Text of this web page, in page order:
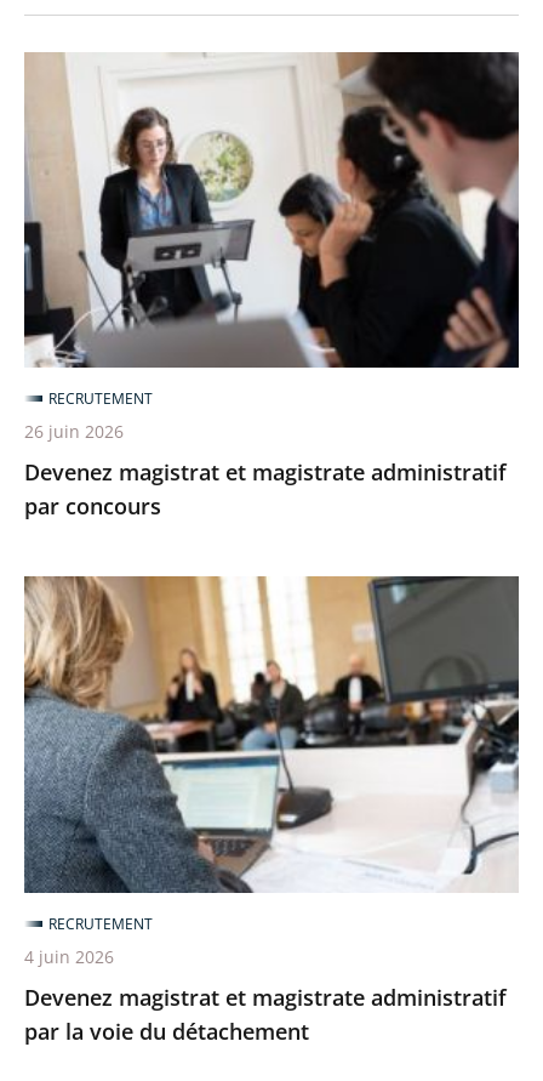
après
avant
Devenez
magistrat
magistrate
administratif
par
concours
Devenez magistrat et magistrate administratif
par concours
RECRUTEMENT
26 juin 2026
Devenez
magistrat
et
magistrate
administratif
par
la
voie
du
détachement
Devenez magistrat et magistrate administratif
par la voie du détachement
RECRUTEMENT
4 juin 2026